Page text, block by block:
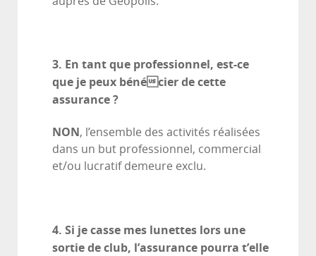
3. En tant que professionnel, est-ce
que je peux bénécier de cette
assurance ?
NON, l’ensemble des activités réalisées
dans un but professionnel, commercial
et/ou lucratif demeure exclu.
4. Si je casse mes lunettes lors une
sortie de club, l’assurance pourra t’elle